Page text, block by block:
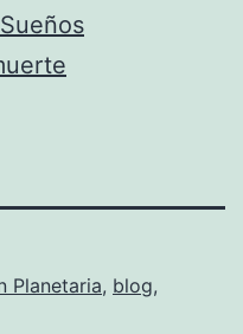
Planetaria, blog,